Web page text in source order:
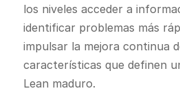
los niveles acceder a
identificar problemas más
impulsar la mejora continua
características que definen
Lean maduro.